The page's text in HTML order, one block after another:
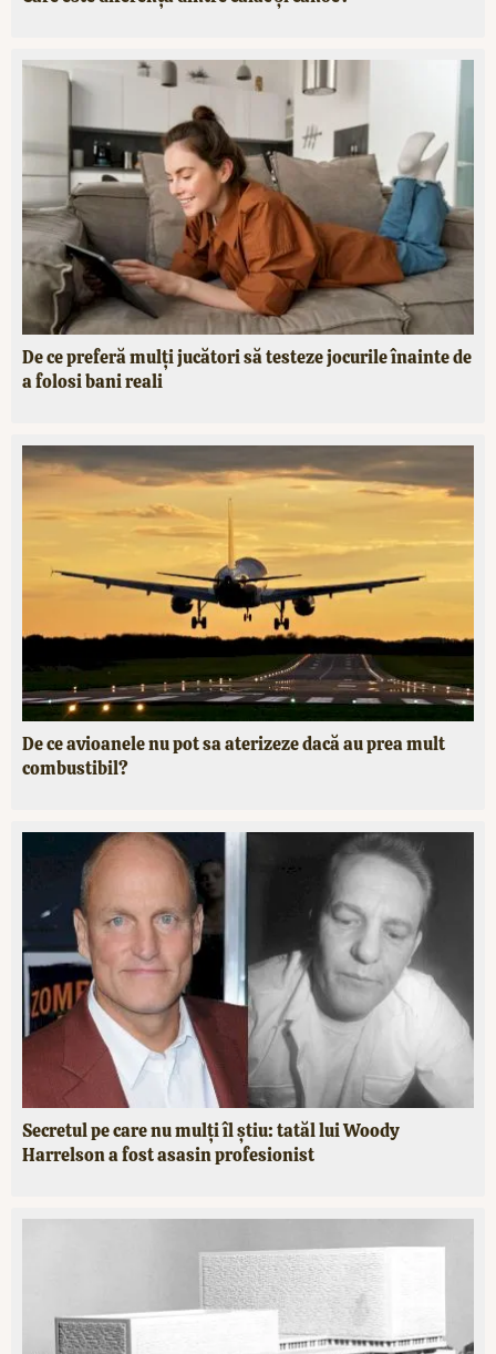
De ce preferă mulți jucători să testeze jocurile înainte de
a folosi bani reali
De ce avioanele nu pot sa aterizeze dacă au prea mult
combustibil?
Secretul pe care nu mulți îl știu: tatăl lui Woody
Harrelson a fost asasin profesionist